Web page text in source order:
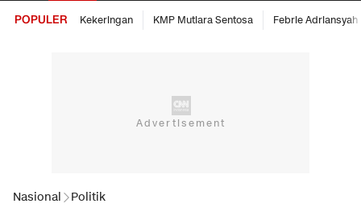
POPULER Kekeringan KMP Mutiara Sentosa Febrie Adriansyah
Nasional Politik